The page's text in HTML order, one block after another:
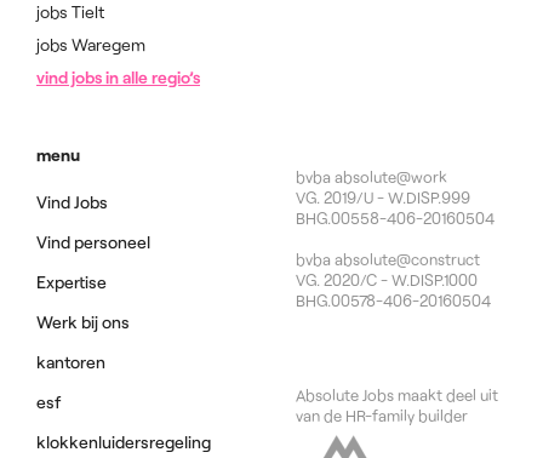
menu
Vind Jobs
Vind personeel
Expertise
Werk bij ons
kantoren
esf
klokkenluidersregeling
jobs Tielt
jobs Waregem
vind jobs in alle regio’s
Absolute Jobs maakt deel uit
van de HR-family builder
bvba absolute@work
VG. 2019/U - W.DISP.999
BHG.00558-406-20160504
bvba absolute@construct
VG. 2020/C - W.DISP.1000
BHG.00578-406-20160504